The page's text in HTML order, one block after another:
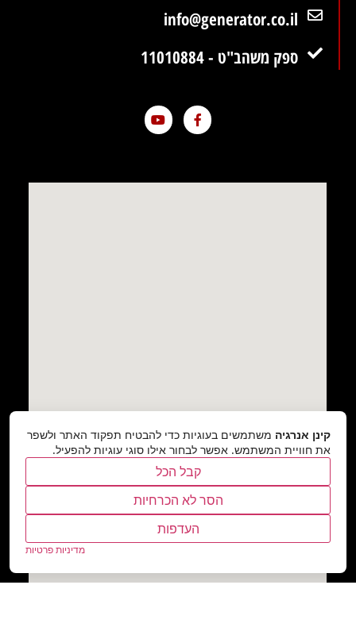
info@generator.co.il
ספק משהב"ט - 11010884
קינן אנרגיה משתמשים בעוגיות כדי להבטיח תפקוד האתר ולשפר
את חוויית המשתמש. אפשר לבחור אילו סוגי עוגיות להפעיל.
קבל הכל
הסר לא הכרחיות
העדפות
מדיניות פרטיות